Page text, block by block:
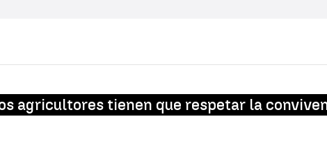
agricultores tienen que respetar la